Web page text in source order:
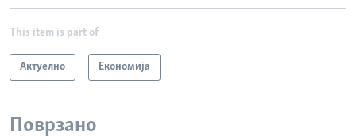
This item is part of
Актуелно Економија
Поврзано